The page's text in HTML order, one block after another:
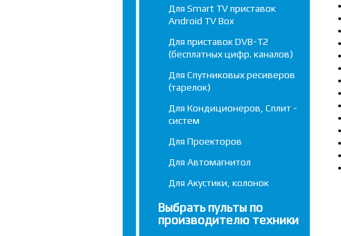
Для Smart TV приставок
Android TV Box
Для приставок DVB-T2
(бесплатных цифр. каналов)
Для Спутниковых ресиверов
(тарелок)
Для Кондиционеров, Сплит -
систем
Для Проекторов
Для Автомагнитол
Для Акустики, колонок
Выбрать пульты по
производителю техники